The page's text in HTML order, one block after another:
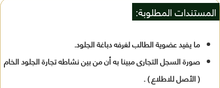
المستندات المطلوبة:
ما يفيد عضوية الطالب لغرفه دباغة الجلود.
صورة السجل التجارى مبينا به أن من بين نشاطه تجارة الجلود الخام
( الأصل للاطلاع ) .